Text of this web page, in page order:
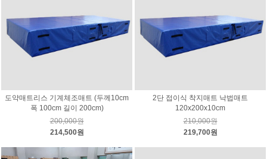
도약매트리스 기계체조매트 (두께10cm
폭 100cm 길이 200cm)
200,000원
214,500원
2단 접이식 착지매트 낙법매트
120x200x10cm
210,000원
219,700원